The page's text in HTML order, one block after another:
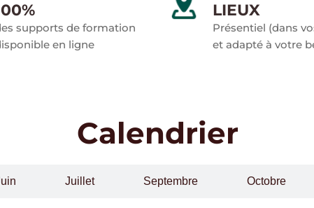
supports de formation
en ligne
LIEUX
Présentiel (dans
et adapté à votre
Calendrier
Juillet Septembre Octobre